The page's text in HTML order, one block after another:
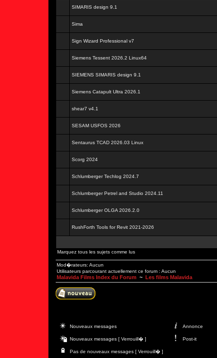
SIMARIS design 9.1
Sima
Sign Wizard Professional v7
Siemens Tessent 2026.2 Linux64
SIEMENS SIMARIS design 9.1
Siemens Catapult Ultra 2026.1
shear7 v4.1
SESAM USFOS 2026
Sentaurus TCAD 2026.03 Linux
Scorg 2024
Schlumberger Techlog 2024.7
Schlumberger Petrel and Studio 2024.11
Schlumberger OLGA 2026.2.0
RushForth Tools for Revit 2021-2026
Marquez tous les sujets comme lus
Mod�rateurs: Aucun
Utilisateurs parcourant actuellement ce forum : Aucun
Malavida Films Index du Forum ~ Les films Malavida
Nouveaux messages Annonce
Nouveaux messages [ Verrouill� ] Post-it
Pas de nouveaux messages [ Verrouill� ]